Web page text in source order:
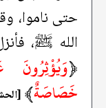
حتى ناموا،
الله ﷺ،
﴿
خَصَاصَةٌ﴾